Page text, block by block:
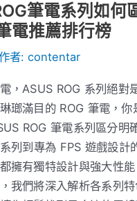
筆電系列如何
電推薦排行榜
者: contentar
，ASUS ROG 系列絕對
瑯滿目的 ROG 筆電，你
ROG 筆電系列區分明
列到專為 FPS 遊戲設計
擁有獨特設計與強大性
我們將深入解析各系列